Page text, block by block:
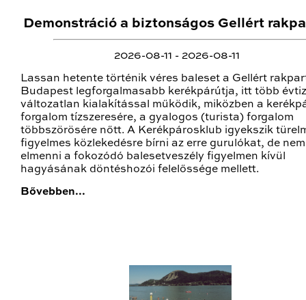
Demonstráció a biztonságos Gellért
2026-08-11 - 2026-08-11
Lassan hetente történik véres baleset a Gellért
Budapest legforgalmasabb kerékpárútja, itt több
változatlan kialakítással működik, miközben a
forgalom tízszeresére, a gyalogos (turista) forgalom
többszörösére nőtt. A Kerékpárosklub igyekszik
figyelmes közlekedésre bírni az erre gurulókat, de
elmenni a fokozódó balesetveszély figyelmen kívül
hagyásának döntéshozói felelőssége mellett.
Bővebben...